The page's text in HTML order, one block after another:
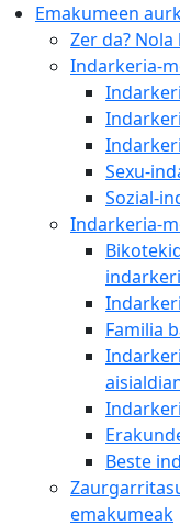
Emakumeen
Zer da?
Indarkeria-
Sexu-
Sozial-
Indarkeria-
Familia
Beste
emakumeak